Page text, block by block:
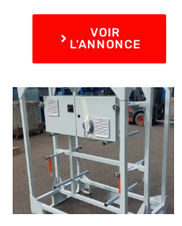
VOIR
L'ANNONCE